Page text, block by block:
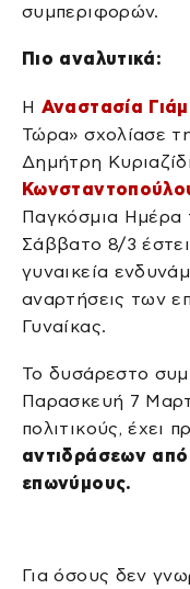
συμπεριφορών.
Πιο αναλυτικά:
Η Αναστασία
Τώρα» σχολίασε
Δημήτρη
Παγκόσμια Ημέρα
Σάββατο 8/3
γυναικεία
αναρτήσεις των
Γυναίκας.
Το δυσάρεστο
Παρασκευή 7
πολιτικούς, έχει
αντιδράσεων
επωνύμους.
Για όσους δεν